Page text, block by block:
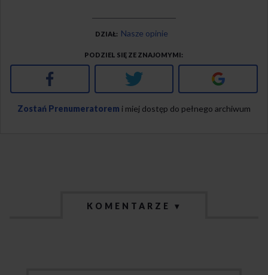
DZIAŁ Nasze opinie
PODZIEL SIĘ ZE ZNAJOMYMI
Facebook Twitter Google+
Zostań Prenumeratorem i miej dostęp do pełnego archiwum
KOMENTARZE ▾